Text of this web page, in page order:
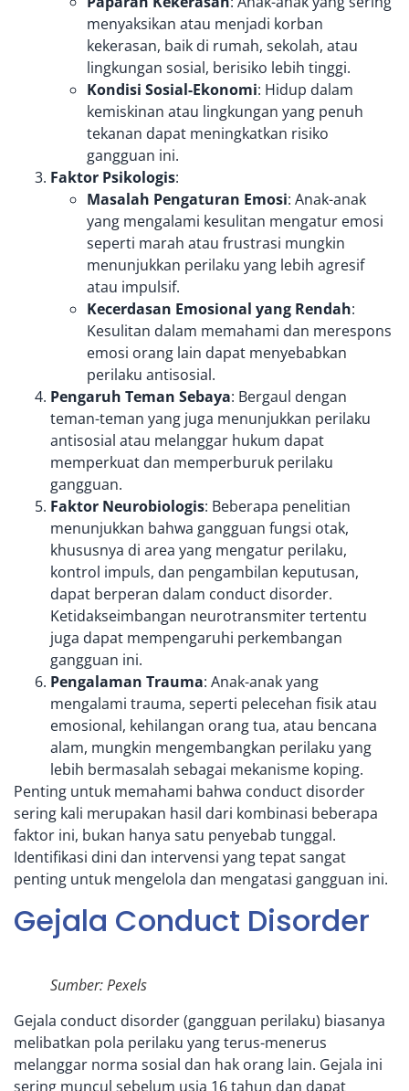
menyaksikan atau menjadi korban
kekerasan, baik di rumah, sekolah, atau
lingkungan sosial, berisiko lebih tinggi.
Kondisi Sosial-Ekonomi: Hidup dalam
kemiskinan atau lingkungan yang penuh
tekanan dapat meningkatkan risiko
gangguan ini.
Faktor Psikologis:
Masalah Pengaturan Emosi: Anak-anak
yang mengalami kesulitan mengatur emosi
seperti marah atau frustrasi mungkin
menunjukkan perilaku yang lebih agresif
atau impulsif.
Kecerdasan Emosional yang Rendah:
Kesulitan dalam memahami dan merespons
emosi orang lain dapat menyebabkan
perilaku antisosial.
Pengaruh Teman Sebaya: Bergaul dengan
teman-teman yang juga menunjukkan perilaku
antisosial atau melanggar hukum dapat
memperkuat dan memperburuk perilaku
gangguan.
Faktor Neurobiologis: Beberapa penelitian
menunjukkan bahwa gangguan fungsi otak,
khususnya di area yang mengatur perilaku,
kontrol impuls, dan pengambilan keputusan,
dapat berperan dalam conduct disorder.
Ketidakseimbangan neurotransmiter tertentu
juga dapat mempengaruhi perkembangan
gangguan ini.
Pengalaman Trauma: Anak-anak yang
mengalami trauma, seperti pelecehan fisik atau
emosional, kehilangan orang tua, atau bencana
alam, mungkin mengembangkan perilaku yang
lebih bermasalah sebagai mekanisme koping.
Penting untuk memahami bahwa conduct disorder
sering kali merupakan hasil dari kombinasi beberapa
faktor ini, bukan hanya satu penyebab tunggal.
Identifikasi dini dan intervensi yang tepat sangat
penting untuk mengelola dan mengatasi gangguan ini.
Gejala Conduct Disorder
Sumber: Pexels
Gejala conduct disorder (gangguan perilaku) biasanya
melibatkan pola perilaku yang terus-menerus
melanggar norma sosial dan hak orang lain. Gejala ini
sering muncul sebelum usia 16 tahun dan dapat